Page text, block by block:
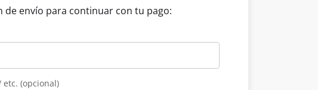
de envío para continuar con tu pago:
(opcional)